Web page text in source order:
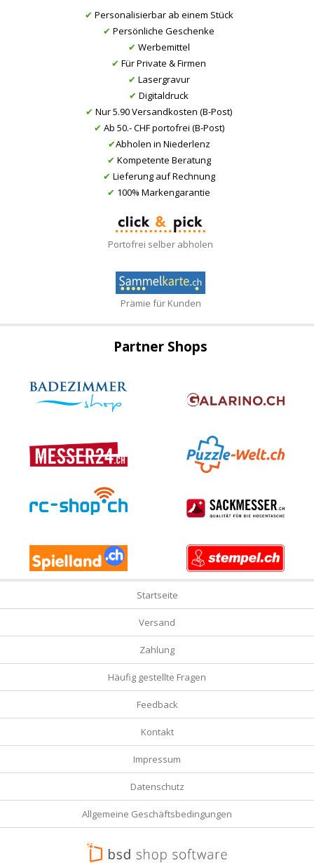
✔ Personalisierbar ab einem Stück
✔ Persönliche Geschenke
✔ Werbemittel
✔ Für Private & Firmen
✔ Lasergravur
✔ Digitaldruck
✔ Nur 5.90 Versandkosten (B-Post)
✔ Ab 50.- CHF portofrei (B-Post)
✔Abholen in Niederlenz
✔ Kompetente Beratung
✔ Lieferung auf Rechnung
✔ 100% Markengarantie
Portofrei selber abholen
Prämie für Kunden
Partner Shops
Startseite
Versand
Zahlung
Häufig gestellte Fragen
Feedback
Kontakt
Impressum
Datenschutz
Allgemeine Geschäftsbedingungen